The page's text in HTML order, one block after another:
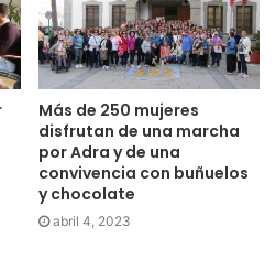
Más de 250 mujeres
disfrutan de una marcha
por Adra y de una
convivencia con buñuelos
y chocolate
abril 4, 2023